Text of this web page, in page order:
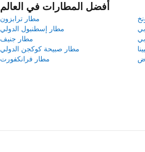
أفضل المطارات في العالم
مطار ترابزون
مطار إسطنبول الدولي
مطار جنيف
مطار صبيحة كوكجن الدولي
مطار فرانكفورت